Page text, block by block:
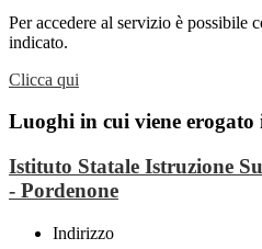
Per accedere al servizio è possibile
indicato.
Clicca qui
Luoghi in cui viene erogato
Istituto Statale Istruzione
- Pordenone
Indirizzo